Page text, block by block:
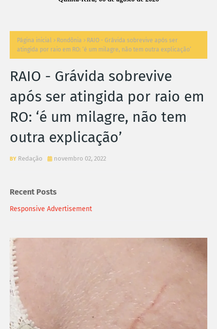
Página inicial Rondônia
RAIO - Grávida sobrevive após ser
atingida por raio em RO: ‘é um milagre, não tem outra explicação’
RAIO - Grávida sobrevive
após ser atingida por raio em
RO: ‘é um milagre, não tem
outra explicação’
Redação novembro 02, 2022
Recent Posts
Responsive Advertisement